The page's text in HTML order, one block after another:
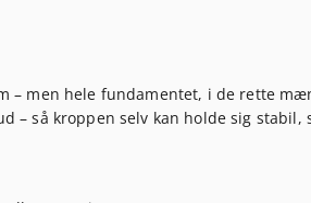
– men hele fundamentet, i de rette
– så kroppen selv kan holde sig stabil,